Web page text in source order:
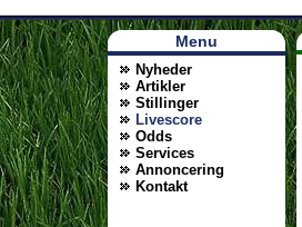
Menu
Nyheder
Artikler
Stillinger
Livescore
Odds
Services
Annoncering
Kontakt